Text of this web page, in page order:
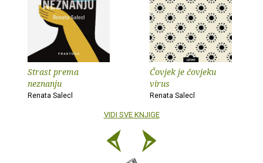
Strast prema
neznanju
Renata Salecl
Čovjek je čovjeku
virus
Renata Salecl
VIDI SVE KNJIGE